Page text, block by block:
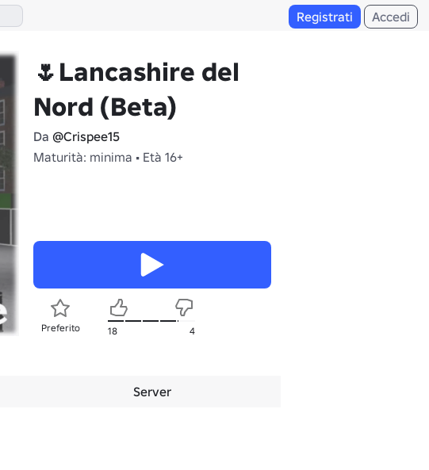
Registrati Accedi
🌷Lancashire del
Nord (Beta)
Da @Crispee15
Maturità: minima • Età 16+
Preferito 18 4
Server